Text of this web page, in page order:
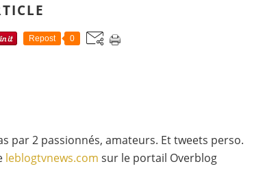
Repost 0
par 2 passionnés, amateurs. Et tweets perso.
leblogtvnews.com sur le portail Overblog